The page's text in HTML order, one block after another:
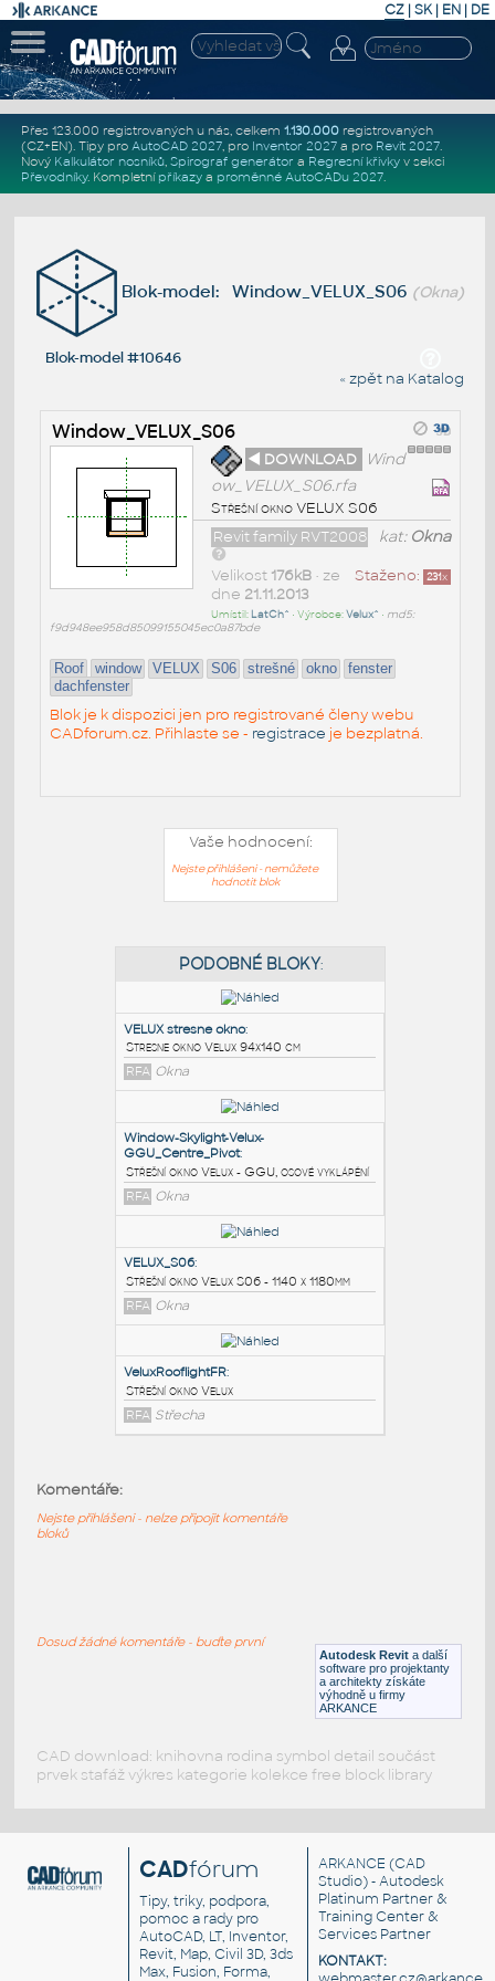
CZ | SK| EN | DE
Přes 123.000 registrovaných u nás, celkem 1.130.000registrovaných
(CZ+EN). Tipy pro AutoCAD 2027, pro Inventor 2027a pro Revit 2027.
Nový Kalkulátor nosníků, Spirograf generátor a Regresní křivkyv sekci
Převodníky. Kompletní příkazya proměnné AutoCADu 2027.
Blok-model: Window_VELUX_S06 (Okna)
Blok-model #10646
« zpět na Katalog
Window_VELUX_S06
◄ DOWNLOAD
Wind
ow_VELUX_S06.rfa
Střešní okno VELUX S06
kat: Okna
Revit family RVT2008
Staženo: 231x
Velikost 176kB• ze
dne 21.11.2013
Umístil: LatCh^ • Výrobce:Velux^ • md5:
f9d948ee958d85099155045ec0a87bde
Roof window VELUX S06 strešné okno
fenster
dachfenster
Blok je k dispozici jen pro registrované členy webu
CADforum.cz. Přihlaste se - registrace je bezplatná.
Vaše hodnocení:
Nejste přihlášeni - nemůžete
hodnotit blok
PODOBNÉ BLOKY
VELUX stresne okno
Stresne okno Velux 94x140 cm
RFA Okna
Window-Skylight-Velux-
GGU_Centre_Pivot:
Střešní okno Velux - GGU, osové vyklápění
RFA Okna
Střešní okno Velux
Autodesk Revit a další
software pro projektanty
a architekty získáte
výhodně u firmy
ARKANCE
Komentáře:
Nejste přihlášeni - nelze připojit komentáře
bloků
Dosud žádné komentáře - buďte první
CAD download: knihovna rodina symbol detail součást
prvek stafáž výkres kategorie kolekce free block library
CADfórum
Tipy, triky, podpora,
pomoc a rady pro
AutoCAD, LT, Inventor,
Revit, Map, Civil 3D, 3ds
Max, Fusion, Forma,
ARKANCE (CAD
Studio) - Autodesk
Platinum Partner &
Training Center &
Services Partner
KONTAKT: